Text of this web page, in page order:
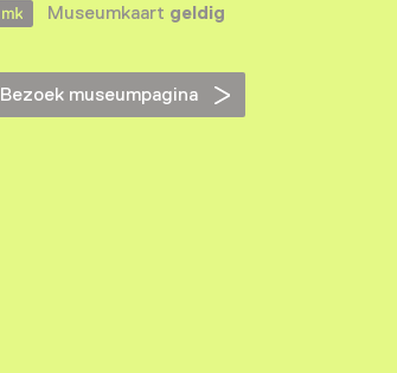
Museumkaart geldig
Bezoek museumpagina